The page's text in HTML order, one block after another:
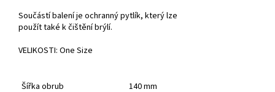
Součástí balení je ochranný pytlík, který lze
použít také k čištění brýlí.
VELIKOSTI: One Size
Šířka obrub
140 mm